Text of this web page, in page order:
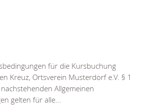
für die Kursbuchung
Kreuz, Ortsverein Musterdorf e.V. § 1
Allgemeinen
gelten für alle...